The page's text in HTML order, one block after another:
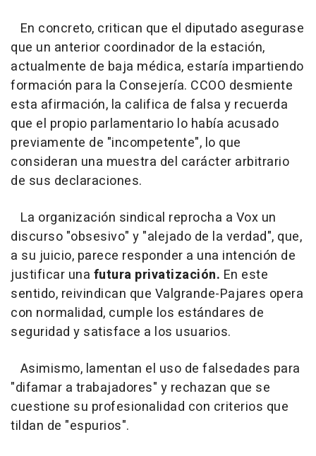
En concreto, critican que el diputado asegurase
que un anterior coordinador de la estación,
actualmente de baja médica, estaría impartiendo
formación para la Consejería. CCOO desmiente
esta afirmación, la califica de falsa y recuerda
que el propio parlamentario lo había acusado
previamente de "incompetente", lo que
consideran una muestra del carácter arbitrario
de sus declaraciones.
La organización sindical reprocha a Vox un
discurso "obsesivo" y "alejado de la verdad", que,
a su juicio, parece responder a una intención de
justificar una futura privatización. En este
sentido, reivindican que Valgrande-Pajares opera
con normalidad, cumple los estándares de
seguridad y satisface a los usuarios.
Asimismo, lamentan el uso de falsedades para
"difamar a trabajadores" y rechazan que se
cuestione su profesionalidad con criterios que
tildan de "espurios".